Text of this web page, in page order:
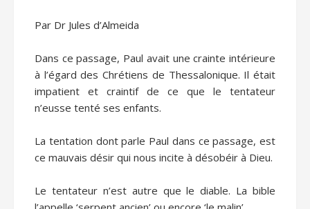
Par Dr Jules d’Almeida
Dans ce passage, Paul avait une crainte intérieure
à l’égard des Chrétiens de Thessalonique. Il était
impatient et craintif de ce que le tentateur
n’eusse tenté ses enfants.
La tentation dont parle Paul dans ce passage, est
ce mauvais désir qui nous incite à désobéir à Dieu.
Le tentateur n’est autre que le diable. La bible